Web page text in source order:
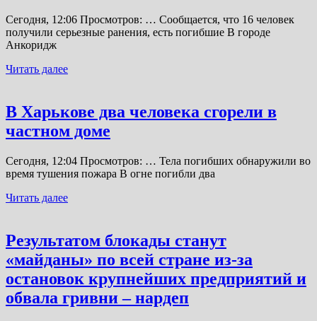
Сегодня, 12:06 Просмотров: … Сообщается, что 16 человек
получили серьезные ранения, есть погибшие В городе
Анкоридж
Читать далее
В Харькове два человека сгорели в
частном доме
Сегодня, 12:04 Просмотров: … Тела погибших обнаружили во
время тушения пожара В огне погибли два
Читать далее
Результатом блокады станут
«майданы» по всей стране из-за
остановок крупнейших предприятий и
обвала гривни – нардеп